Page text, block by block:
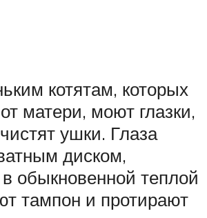
котятам, которых
матери, моют глазки,
ушки. Глаза
диском,
обыкновенной теплой
тампон и протирают